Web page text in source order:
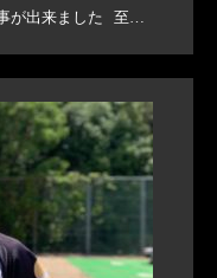
が出来ました 至…